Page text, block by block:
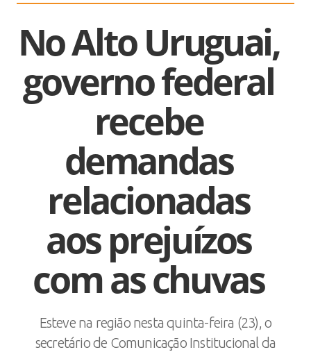
No Alto Uruguai,
governo federal
recebe
demandas
relacionadas
aos prejuízos
com as chuvas
Esteve na região nesta quinta-feira (23), o
secretário de Comunicação Institucional da